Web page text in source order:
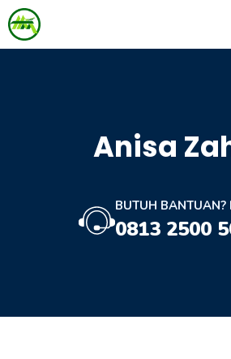
Skip
to
content
Anisa
BUTUH BANTUAN?
0813 2500